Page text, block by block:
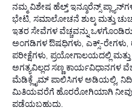
ನಮ್ಮ ವಿಶೇಷ ಹೆಲ್ತ್ ಇನ್ಶೂರೆನ್ಸ್
ಭೇಟಿ, ಸಮಾಲೋಚನೆ ಶುಲ್ಕ ಮತ್ತು
ಇತರ ಸೇವೆಗಳ ವೆಚ್ಚವನ್ನು
ಅಂಗಡಿಗಳ ಔಷಧಿಗಳು, ಎಕ್ಸ್-
ಪರೀಕ್ಷೆಗಳು, ಪ್ರಯೋಗಾಲಯದಲ್ಲಿ ಮತ್ತು
ಅಗತ್ಯವಿಲ್ಲದ ಸಣ್ಣ ಕಾರ್ಯವಿಧಾನಗಳ
ಮೆಡಿಕ್ಲೈಮ್ ಪಾಲಿಸಿಗಳ ಅಡಿಯಲ್ಲಿ,
ಮಿತಿಯವರೆಗೆ ಹೊರರೋಗಿಯಾಗಿ ನೀವು
ಪಡೆಯಬಹುದು.